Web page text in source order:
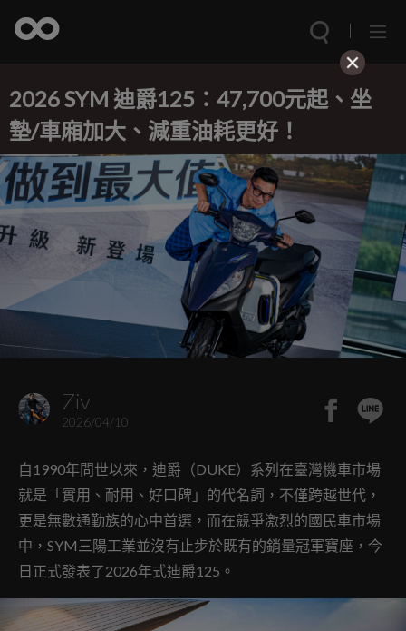
2026 SYM 迪爵125：47,700元起、坐
墊/車廂加大、減重油耗更好！
Ziv
2026/04/10
自1990年問世以來，迪爵（DUKE）系列在臺灣機車市場
就是「實用、耐用、好口碑」的代名詞，不僅跨越世代，
更是無數通勤族的心中首選，而在競爭激烈的國民車市場
中，SYM三陽工業並沒有止步於既有的銷量冠軍寶座，今
日正式發表了2026年式迪爵125。